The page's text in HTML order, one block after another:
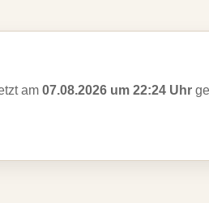
am 07.08.2026 um 22:24 Uhr